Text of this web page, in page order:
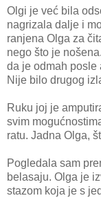
Olgi je već bila
nagrizala dalje i
ranjena Olga za
nego što je
da je odmah posle
Nije bilo drugog
Ruku joj je
svim
ratu. Jadna Olga,
Pogledala sam
belasaju. Olga je
stazom koja je s